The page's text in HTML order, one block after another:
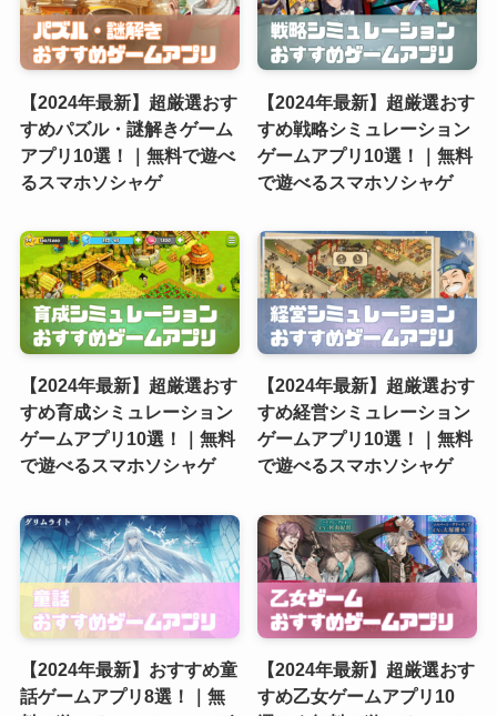
【2024年最新】超厳選おす
すめパズル・謎解きゲーム
アプリ10選！｜無料で遊べ
るスマホソシャゲ
【2024年最新】超厳選おす
すめ戦略シミュレーション
ゲームアプリ10選！｜無料
で遊べるスマホソシャゲ
【2024年最新】超厳選おす
すめ育成シミュレーション
ゲームアプリ10選！｜無料
で遊べるスマホソシャゲ
【2024年最新】超厳選おす
すめ経営シミュレーション
ゲームアプリ10選！｜無料
で遊べるスマホソシャゲ
【2024年最新】おすすめ童
話ゲームアプリ8選！｜無
【2024年最新】超厳選おす
すめ乙女ゲームアプリ10